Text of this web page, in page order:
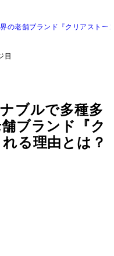
の老舗ブランド『クリアストー
目
ブルで多種多
ブランド『ク
る理由とは？